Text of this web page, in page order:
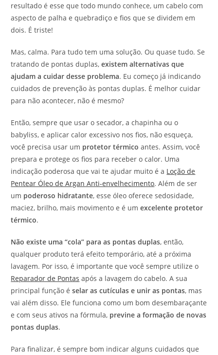
resultado é esse que todo mundo conhece, um cabelo com
aspecto de palha e quebradiço e fios que se dividem em
dois. É triste!
Mas, calma. Para tudo tem uma solução. Ou quase tudo. Se
tratando de pontas duplas,existem alternativas que
ajudam a cuidar desse problema. Eu começo já indicando
cuidados de prevenção às pontas duplas. É melhor cuidar
para não acontecer, não é mesmo?
Então, sempre que usar o secador, a chapinha ou o
babyliss, e aplicar calor excessivo nos fios, não esqueça,
você precisa usar um protetor térmico antes. Assim, você
prepara e protege os fios para receber o calor. Uma
indicação poderosa que vai te ajudar muito é a Loção de
Pentear Óleo de Argan Anti-envelhecimento. Além de ser
um poderoso hidratante, esse óleo oferece sedosidade,
maciez, brilho, mais movimento e é um excelente protetor
térmico.
Não existe uma “cola” para as pontas duplas, então,
qualquer produto terá efeito temporário, até a próxima
lavagem. Por isso, é importante que você sempre utilize o
Reparador de Pontas após a lavagem do cabelo. A sua
principal função éselar as cutículas e unir as pontas, mas
vai além disso. Ele funciona como um bom desembaraçante
e com seus ativos na fórmula, previne a formação de novas
pontas duplas.
Para finalizar, é sempre bom indicar alguns cuidados que